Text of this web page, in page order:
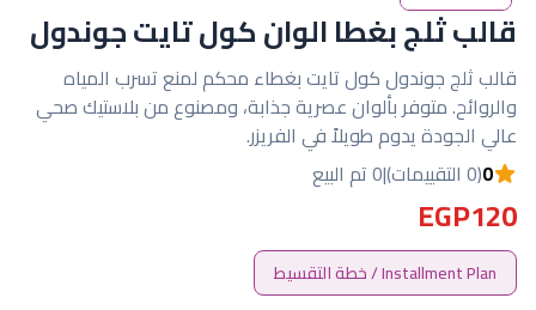
قالب ثلج بغطا الوان كول تايت جوندول
قالب ثلج جوندول كول تايت بغطاء محكم لمنع تسرب المياه
والروائح. متوفر بألوان عصرية جذابة، ومصنوع من بلاستيك صحي
عالي الجودة يدوم طويلاً في الفريزر.
0(0 التقييمات) |0 تم البيع
EGP120
Installment Plan / خطة التقسيط